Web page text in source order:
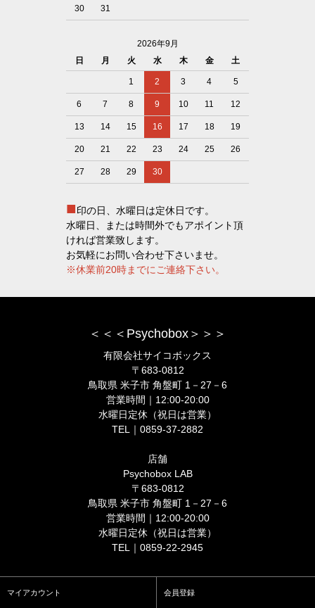
30 31
2026年9月
日
月 火 水 木 金 土
1 2 3 4 5
6 7 8 9 10 11 12
13 14 15 16 17 18 19
20 21 22 23 24 25 26
27 28 29 30
■印の日、水曜日は定休日です。
水曜日、または時間外でもアポイント頂
ければ営業致します。
お気軽にお問い合わせ下さいませ。
※休業前20時までにご連絡下さい。
＜＜＜Psychobox＞＞＞
有限会社サイコボックス
〒683-0812
鳥取県 米子市 角盤町 1－27－6
営業時間｜12:00-20:00
水曜日定休（祝日は営業）
TEL｜0859-37-2882
店舗
Psychobox LAB
〒683-0812
鳥取県 米子市 角盤町 1－27－6
営業時間｜12:00-20:00
水曜日定休（祝日は営業）
TEL｜0859-22-2945
マイアカウント 会員登録